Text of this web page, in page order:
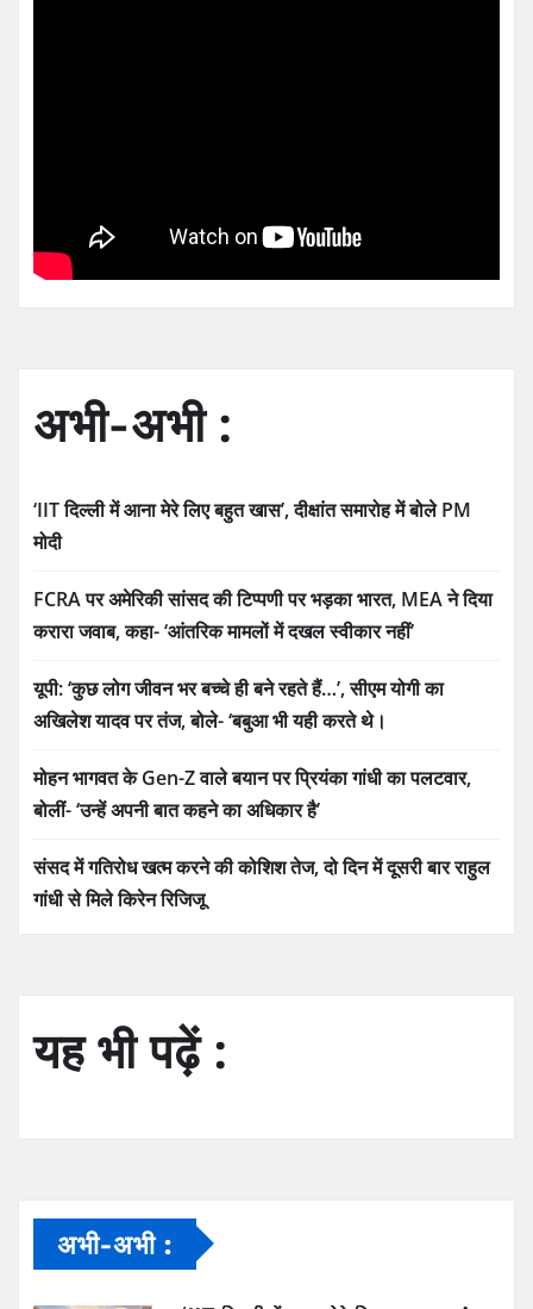
अभी-अभी :
‘IIT दिल्ली में आना मेरे लिए बहुत खास’, दीक्षांत समारोह में बोले PM
मोदी
FCRA पर अमेरिकी सांसद की टिप्पणी पर भड़का भारत, MEA ने दिया
करारा जवाब, कहा- ‘आंतरिक मामलों में दखल स्वीकार नहीं’
यूपी: ‘कुछ लोग जीवन भर बच्चे ही बने रहते हैं…’, सीएम योगी का
अखिलेश यादव पर तंज, बोले- ‘बबुआ भी यही करते थे।
मोहन भागवत के Gen-Z वाले बयान पर प्रियंका गांधी का पलटवार,
बोलीं- ‘उन्हें अपनी बात कहने का अधिकार है’
संसद में गतिरोध खत्म करने की कोशिश तेज, दो दिन में दूसरी बार राहुल
गांधी से मिले किरेन रिजिजू
यह भी पढ़ें :
अभी-अभी :